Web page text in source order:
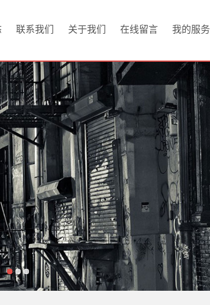
联系我们 关于我们 在线留言 我的服务